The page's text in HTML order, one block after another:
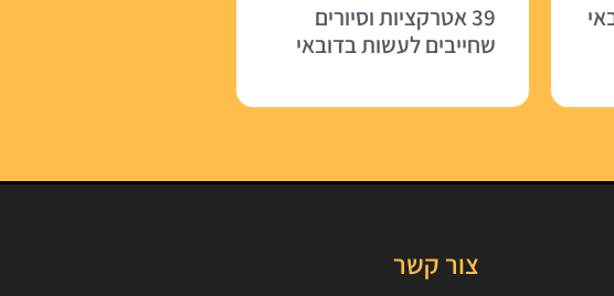
39 אטרקציות וסיורים
שחייבים לעשות בדובאי
צור קשר